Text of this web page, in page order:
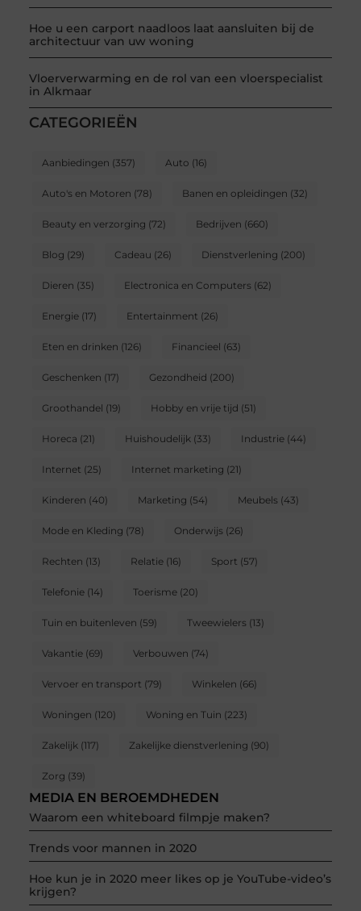
Hoe u een carport naadloos laat aansluiten bij de
architectuur van uw woning
Vloerverwarming en de rol van een vloerspecialist
in Alkmaar
CATEGORIEËN
Aanbiedingen (357) Auto (16)
Auto's en Motoren (78) Banen en opleidingen (32)
Beauty en verzorging (72) Bedrijven (660)
Blog (29) Cadeau (26) Dienstverlening (200)
Dieren (35) Electronica en Computers(62)
Energie(17) Entertainment (26)
Eten en drinken (126) Financieel (63)
Geschenken (17) Gezondheid (200)
Groothandel (19) Hobby en vrije tijd (51)
Horeca (21) Huishoudelijk (33) Industrie(44)
Internet (25) Internet marketing (21)
Kinderen (40) Marketing (54) Meubels(43)
Mode en Kleding (78) Onderwijs(26)
Rechten (13) Relatie(16) Sport (57)
Telefonie(14) Toerisme(20)
Tuin en buitenleven (59) Tweewielers(13)
Vakantie(69) Verbouwen (74)
Vervoer en transport (79) Winkelen (66)
Woningen (120) Woning en Tuin (223)
Zakelijk (117) Zakelijke dienstverlening (90)
Zorg (39)
MEDIA EN BEROEMDHEDEN
Waarom een whiteboard filmpje maken?
Trends voor mannen in 2020
Hoe kun je in 2020 meer likes op je YouTube-video’s
krijgen?